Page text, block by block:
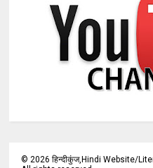
©2026 हिन्दीकुंज,Hindi Website/